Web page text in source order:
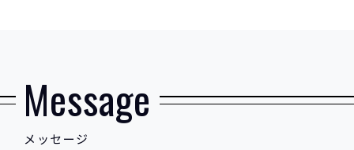
Message
メ ッセージ